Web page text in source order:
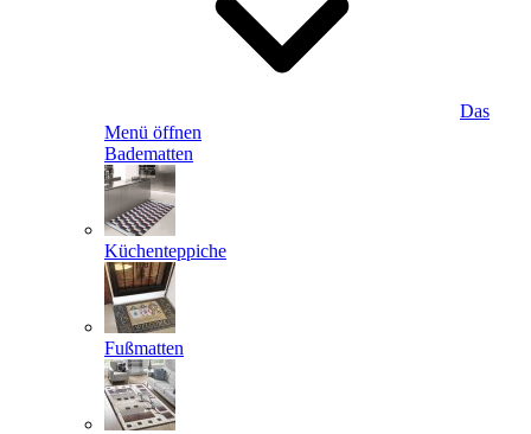
Das
Menü öffnen
Badematten
Küchenteppiche
Fußmatten